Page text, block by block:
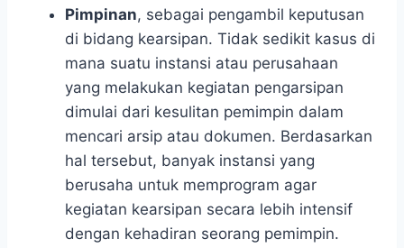
Pimpinan, sebagai pengambil keputusan
di bidang kearsipan. Tidak sedikit kasus di
mana suatu instansi atau perusahaan
yang melakukan kegiatan pengarsipan
dimulai dari kesulitan pemimpin dalam
mencari arsip atau dokumen. Berdasarkan
hal tersebut, banyak instansi yang
berusaha untuk memprogram agar
kegiatan kearsipan secara lebih intensif
dengan kehadiran seorang pemimpin.